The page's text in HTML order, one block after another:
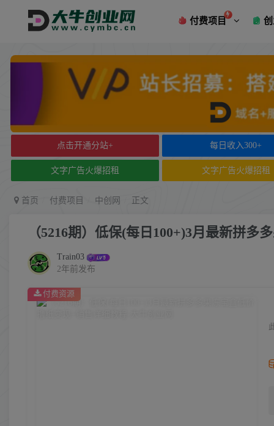
付费项目
点击开通分站+ 每日收入300+
文字广告火爆招租 文字广告火爆招租
首页 付费项目 中创网 正文
（5216期）低保(每日100+)3月最新拼
Train03
2年前发布
付费资源